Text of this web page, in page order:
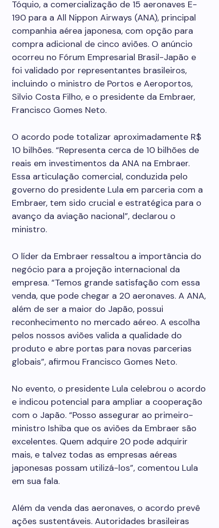
Tóquio, a comercialização de 15 aeronaves E-
190 para a All Nippon Airways (ANA), principal
companhia aérea japonesa, com opção para
compra adicional de cinco aviões. O anúncio
ocorreu no Fórum Empresarial Brasil-Japão e
foi validado por representantes brasileiros,
incluindo o ministro de Portos e Aeroportos,
Silvio Costa Filho, e o presidente da Embraer,
Francisco Gomes Neto.
O acordo pode totalizar aproximadamente R$
10 bilhões. “Representa cerca de 10 bilhões de
reais em investimentos da ANA na Embraer.
Essa articulação comercial, conduzida pelo
governo do presidente Lula em parceria com a
Embraer, tem sido crucial e estratégica para o
avanço da aviação nacional”, declarou o
ministro.
O líder da Embraer ressaltou a importância do
negócio para a projeção internacional da
empresa. “Temos grande satisfação com essa
venda, que pode chegar a 20 aeronaves. A ANA,
além de ser a maior do Japão, possui
reconhecimento no mercado aéreo. A escolha
pelos nossos aviões valida a qualidade do
produto e abre portas para novas parcerias
globais”, afirmou Francisco Gomes Neto.
No evento, o presidente Lula celebrou o acordo
e indicou potencial para ampliar a cooperação
com o Japão. “Posso assegurar ao primeiro-
ministro Ishiba que os aviões da Embraer são
excelentes. Quem adquire 20 pode adquirir
mais, e talvez todas as empresas aéreas
japonesas possam utilizá-los”, comentou Lula
em sua fala.
Além da venda das aeronaves, o acordo prevê
ações sustentáveis. Autoridades brasileiras